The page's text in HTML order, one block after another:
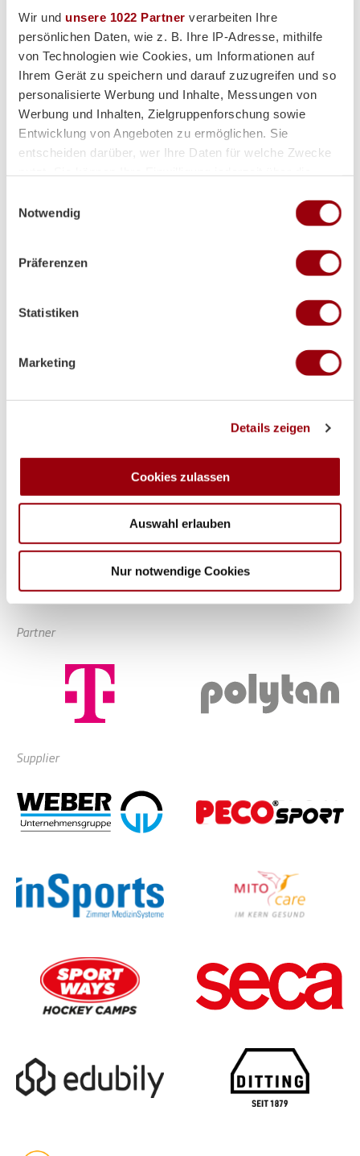
Wir und unsere 1022 Partner verarbeiten Ihre
persönlichen Daten, wie z. B. Ihre IP-Adresse, mithilfe
von Technologien wie Cookies, um Informationen auf
Ihrem Gerät zu speichern und darauf zuzugreifen und so
personalisierte Werbung und Inhalte, Messungen von
Werbung und Inhalten, Zielgruppenforschung sowie
Entwicklung von Angeboten zu ermöglichen. Sie
entscheiden darüber, wer Ihre Daten für welche Zwecke
Trigger Symbol ändern oder widerrufen
Informationen über Ihre geografische Lage erfassen,
Ihr Gerät durch aktives Scannen nach bestimmten
Merkmalen (Fingerprinting) identifizieren
verarbeitet werden, und legen Sie Ihre Präferenzen im
Abschnitt Einzelheiten
personalisieren, Funktionen für soziale Medien anbieten
soziale Medien, Werbung und Analysen weiter. Unsere
Partner führen diese Informationen möglicherweise mit
weiteren Daten zusammen, die Sie ihnen bereitgestellt
haben oder die sie im Rahmen Ihrer Nutzung der Dienste
Notwendig
Präferenzen
Statistiken
Marketing
Details zeigen
Cookies zulassen
Auswahl erlauben
Nur notwendige Cookies
Hauptpartner
Partner
Supplier